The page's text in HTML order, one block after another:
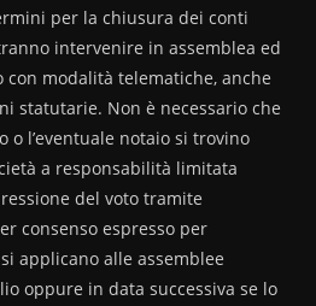
per la chiusura dei conti
intervenire in assemblea ed
modalità telematiche, anche
statutarie. Non è necessario che
o l’eventuale notaio si trovino
a responsabilità limitata
del voto tramite
consenso espresso per
applicano alle assemblee
oppure in data successiva se lo